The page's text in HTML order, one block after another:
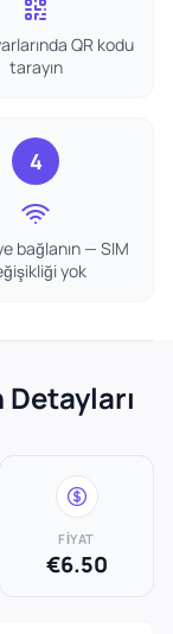
QR kodu
tarayın
4
bağlanın — SIM
yok
Detayları
FIYAT
€6.50